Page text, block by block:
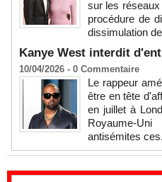
sur les
procédure de
dissimulation
Kanye West interdit
10/04/2026 - 0 Commentaire
Le rappeur
être en tête
en juillet à
Royaume-
antisémites